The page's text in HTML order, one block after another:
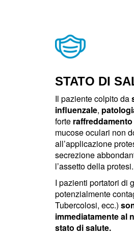
STATO DI
Il paziente colpito da
influenzale,
forte raffreddamento
mucose oculari non
all’applicazione
secrezione
l’assetto della protesi.
I pazienti portatori di
potenzialmente
Tubercolosi, ecc.)
immediatamente al
stato di salute.